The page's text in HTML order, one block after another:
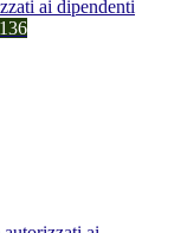
ai dipendenti
136